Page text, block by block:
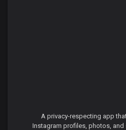
A privacy-respecting app
Instagram profiles, photos,